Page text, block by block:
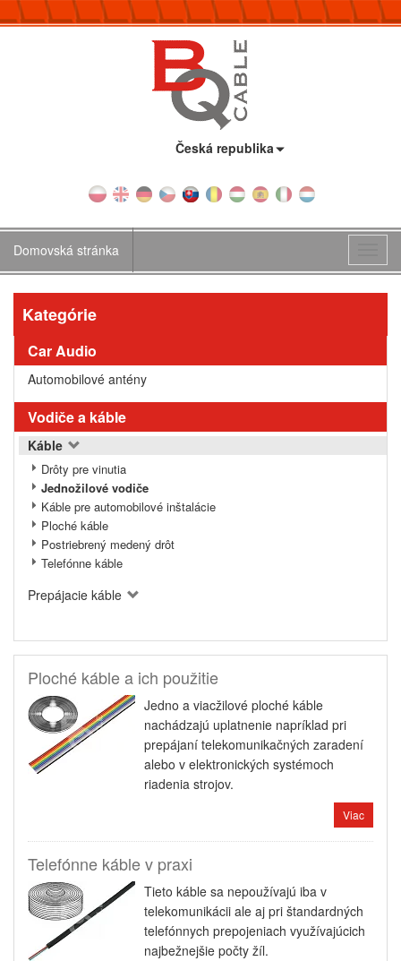
Česká republika
Domovská stránka
Kategórie
Car Audio
Automobilové antény
Vodiče a káble
Káble
Drôty pre vinutia
Jednožilové vodiče
Káble pre automobilové inštalácie
Ploché káble
Postriebrený medený drôt
Telefónne káble
Prepájacie káble
Ploché káble a ich použitie
Jedno a viacžilové ploché káble
nachádzajú uplatnenie napríklad pri
prepájaní telekomunikačných zaradení
alebo v elektronických systémoch
riadenia strojov.
Viac
Telefónne káble v praxi
Tieto káble sa nepoužívajú iba v
telekomunikácii ale aj pri štandardných
telefónnych prepojeniach využívajúcich
najbežnejšie počty žíl.